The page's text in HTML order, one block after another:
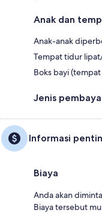
Anak dan
Anak-anak
Tempat tidur
Boks bayi
Jenis
Informasi
Biaya
Anda akan
Biaya tersebut